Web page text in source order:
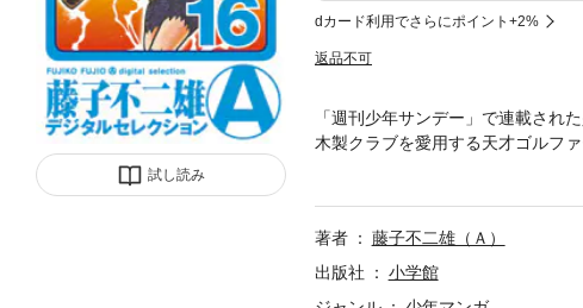
試し読み
dカード利用でさらにポイント+2%
返品不可
「週刊少年サンデー」で連載され
木製クラブを愛用する天才ゴルフ
著者
藤子不二雄（Ａ）
出版社
小学館